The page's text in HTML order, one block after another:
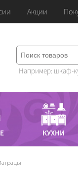
Акции
Например: шкаф-
КУХНИ